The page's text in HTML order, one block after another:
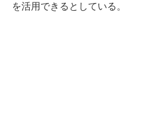
を活用できるとしている。